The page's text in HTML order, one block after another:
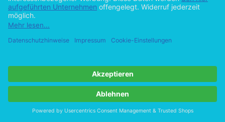
3.3 Strategische Technologieentscheidung
Betrachtet man nun die allgemeingültige Theorie der Technologie
inklusive standardisierter Methoden zur Beschreibung einzelner
Technologieprobleme und einer systematischen Übersicht über das
man, dass Entscheidungen über Technologie auf strategischer Ebene
getroffen werden müssen. Denn Technologieinvestitionen sind auf
operativer Ebene oft zu weitreichend.[45]Technologieprojekte sind
jedoch aufgrund von sich rasch ändernden Marktbedingungen
(Marktunsicherheit) sowie einer möglichen, schnellen Veralterung
von Technologien (technische Unsicherheit) mit großer